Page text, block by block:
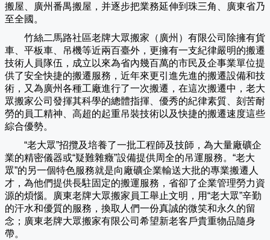
搬屋、廣州番禺搬屋，并逐步把業務延伸到珠三角、廣東省乃
至全國。
竹絲二馬路社區老牌大眾搬家（ 廣州 ）有限公司除擁有貨
車、平板車、吊機等近兩百臺外，更擁有一支紀律嚴明的搬遷
技術人員隊伍，成立以來為省內幾百萬的市民及企事業單位提
供了安全快捷的搬遷服務，近年來更引進先進的搬遷設備和技
術，又為廣州各種工廠進行了一次搬遷，在這次搬遷中，老大
眾搬家公司發揮其科學的總體指揮、優秀的紀律素質、刻苦耐
勞的員工精神、高超的起重吊裝技術以及快捷的搬遷速度這些
綜合優勢。
“老大眾”招攬及培養了一批工程師及技師，為大量廠礦企
業的精密儀器或“疑難雜癥”設備提供周全的吊運服務。“老大
眾”的另一個特色服務就是向廠礦企業輸送大批的專業搬遷人
才，為他們提供長駐固定的搬運服務，省卻了企業管理勞力資
源的煩惱。廣東老牌大眾搬家員工舉止文明，用“老大眾”辛勤
的汗水和優質的服務，換取人們一份真誠的微笑和永久的留
念；廣東老牌大眾搬家有限公司希望新老客戶貴重物品隨身
帶。